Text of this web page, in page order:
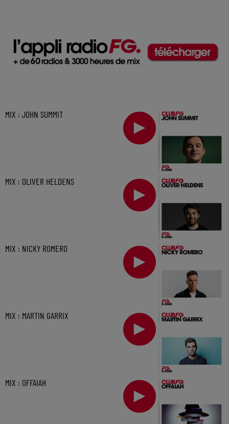
MIX : JOHN SUMMIT
MIX : OLIVER HELDENS
MIX : NICKY ROMERO
MIX : MARTIN GARRIX
MIX : OFFAIAH